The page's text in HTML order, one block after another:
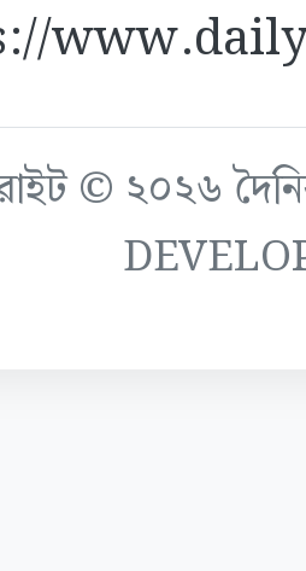
© ২০২৬